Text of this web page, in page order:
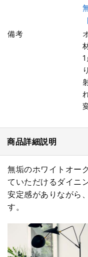
備考
商品詳細説明
無垢のホワイトオー
ていただけるダイニ
安定感がありながら
す。